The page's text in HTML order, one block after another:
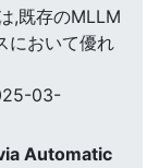
,既存のMLLM
において優れ
03-
Automatic